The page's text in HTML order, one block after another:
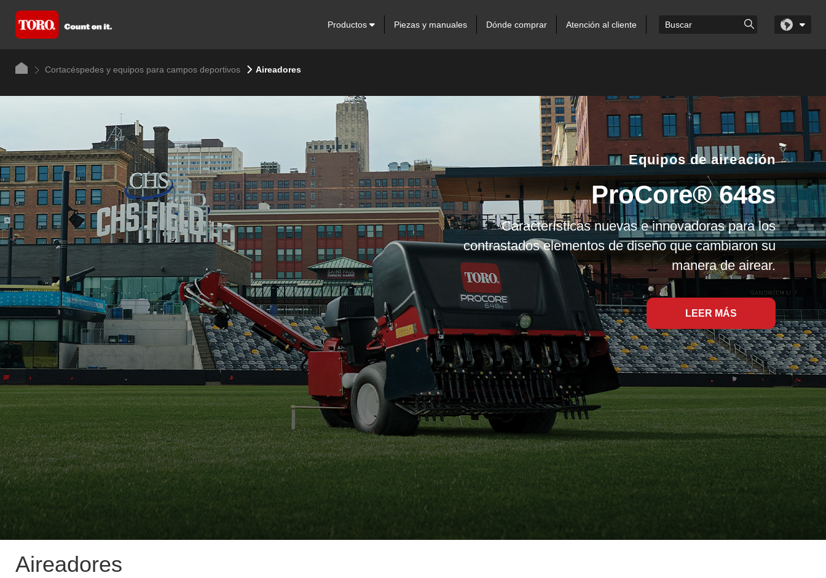
Productos Piezas y manuales Dónde comprar Atención al cliente
Cortacéspedes y equipos para campos deportivos Aireadores
Equipos de aireación
ProCore® 648s
Características nuevas e innovadoras para los
contrastados elementos de diseño que cambiaron su
manera de airear.
LEER MÁS
Aireadores